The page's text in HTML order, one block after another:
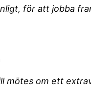
för att jobba
mötes om ett